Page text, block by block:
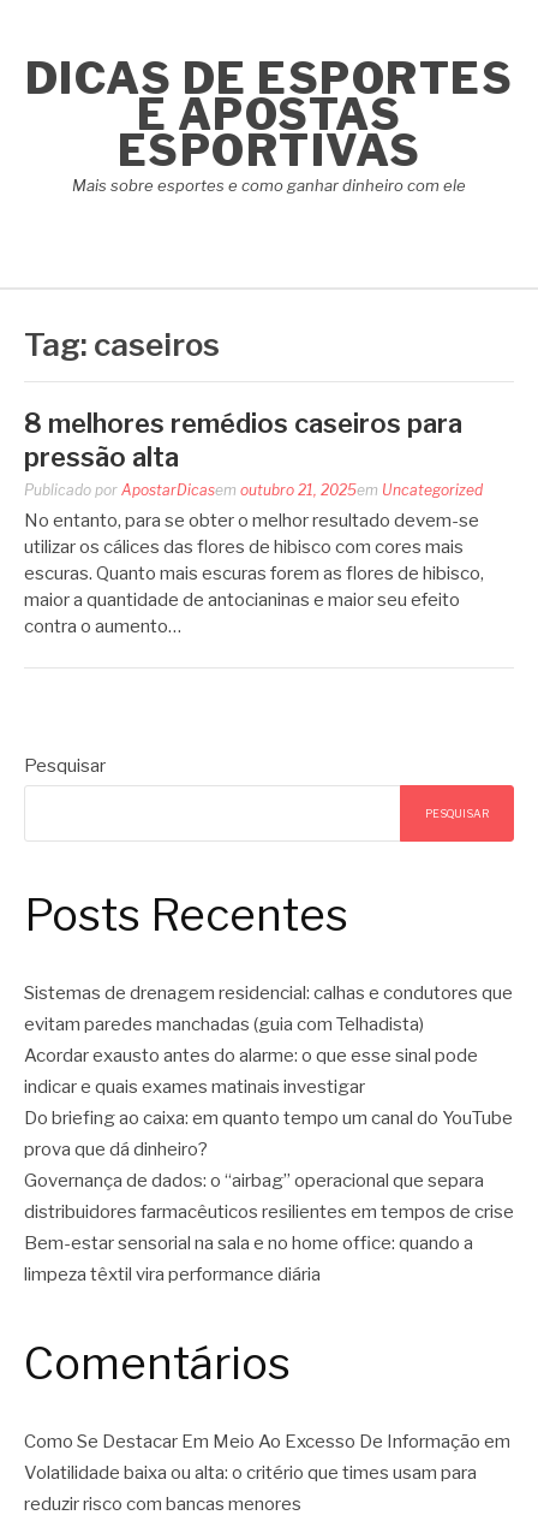
conteúdo
DICAS DE ESPORTES
E APOSTAS
ESPORTIVAS
Mais sobre esportes e como ganhar dinheiro com ele
Tag: caseiros
8 melhores remédios caseiros para
pressão alta
Publicado por ApostarDicasem outubro 21, 2025em Uncategorized
No entanto, para se obter o melhor resultado devem-se
utilizar os cálices das flores de hibisco com cores mais
escuras. Quanto mais escuras forem as flores de hibisco,
maior a quantidade de antocianinas e maior seu efeito
contra o aumento…
Pesquisar
PESQUISAR
Posts Recentes
Sistemas de drenagem residencial: calhas e condutores que
evitam paredes manchadas (guia com Telhadista)
Acordar exausto antes do alarme: o que esse sinal pode
indicar e quais exames matinais investigar
Do briefing ao caixa: em quanto tempo um canal do YouTube
prova que dá dinheiro?
Governança de dados: o “airbag” operacional que separa
distribuidores farmacêuticos resilientes em tempos de crise
Bem-estar sensorial na sala e no home office: quando a
limpeza têxtil vira performance diária
Comentários
Como Se Destacar Em Meio Ao Excesso De Informação em
Volatilidade baixa ou alta: o critério que times usam para
reduzir risco com bancas menores